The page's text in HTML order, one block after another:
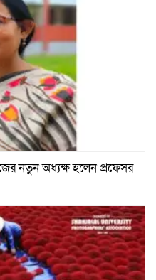
নতুন অধ্যক্ষ হলেন প্রফেসর